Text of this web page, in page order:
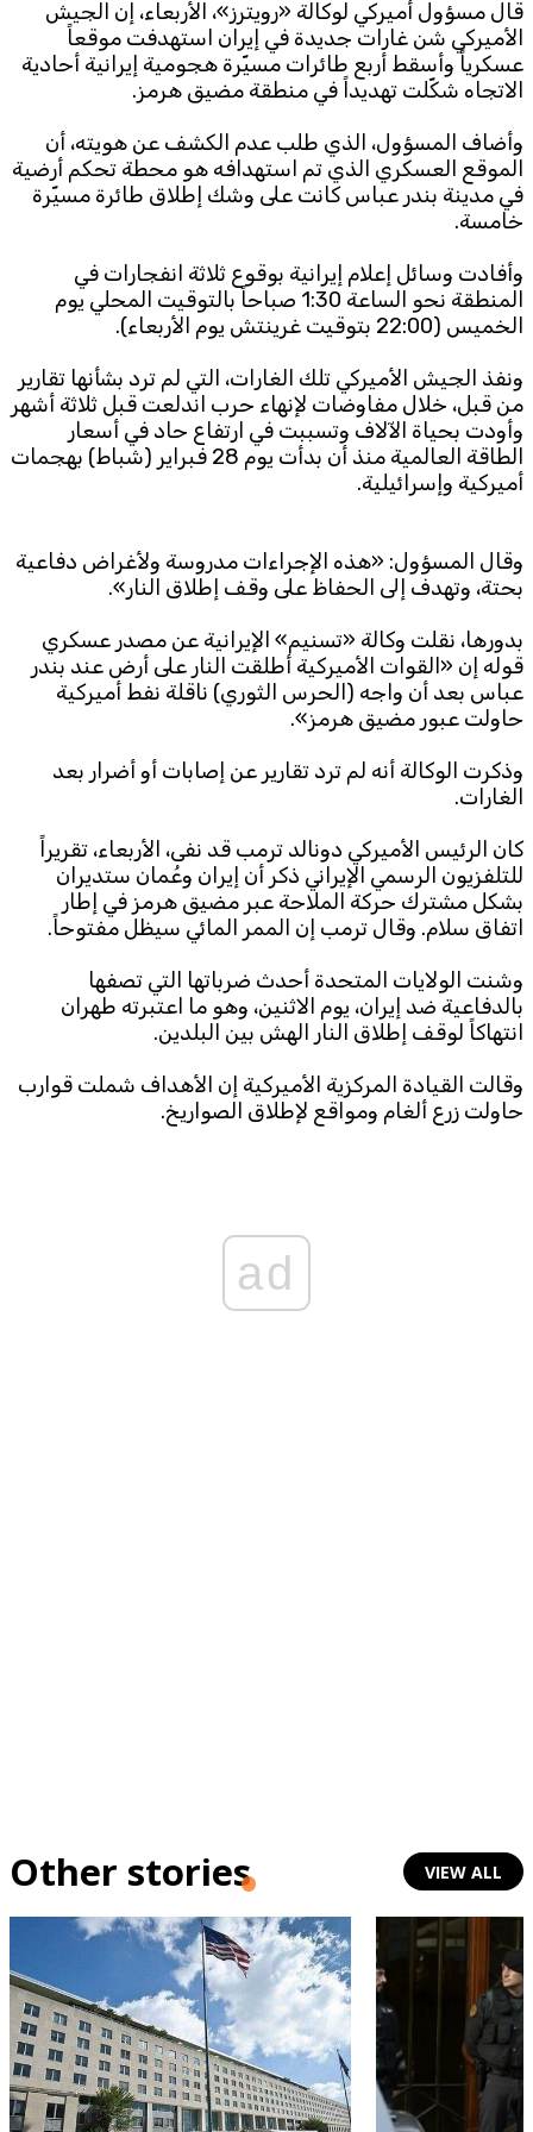
Subscribe to the newsletter
TTV
TTV Plus
Download the app
© 2025. All Rights Reserved. ByKoein
قال مسؤول أميركي لوكالة «رويترز»، الأربعاء، إن الجيش
الأميركي ​شن غارات جديدة في إيران استهدفت موقعاً
عسكرياً وأسقط أربع طائرات مسيّرة هجومية إيرانية أحادية
الاتجاه شكّلت تهديداً في منطقة مضيق هرمز.
وأضاف المسؤول، الذي طلب عدم الكشف عن هويته، أن
الموقع ‌العسكري الذي تم ‌استهدافه هو محطة ​تحكم ‌أرضية
⁠في مدينة ​بندر عباس ⁠كانت على وشك إطلاق طائرة مسيّرة
خامسة.
وأفادت وسائل إعلام إيرانية بوقوع ثلاثة انفجارات في
المنطقة نحو الساعة 1:30 صباحاً بالتوقيت المحلي يوم
الخميس (22:00 بتوقيت غرينتش يوم الأربعاء).
ونفذ الجيش الأميركي تلك الغارات، التي لم ترد بشأنها تقارير
من قبل، خلال مفاوضات لإنهاء حرب اندلعت قبل ثلاثة أشهر
⁠وأودت بحياة الآلاف وتسببت في ارتفاع ‌حاد في ‌أسعار
الطاقة العالمية منذ أن ​بدأت يوم ‌28 فبراير (شباط) بهجمات
أميركية ‌وإسرائيلية.
وقال المسؤول: «هذه الإجراءات مدروسة ولأغراض دفاعية
بحتة، وتهدف إلى الحفاظ على وقف إطلاق النار».
بدورها، نقلت وكالة «تسنيم» الإيرانية عن مصدر عسكري
قوله إن «القوات الأميركية أطلقت النار على أرض عند بندر
عباس بعد أن واجه (الحرس الثوري) ناقلة نفط أميركية
حاولت عبور مضيق هرمز».
وذكرت الوكالة أنه لم ترد تقارير عن إصابات أو أضرار بعد
الغارات.
كان الرئيس الأميركي دونالد ترمب ‌قد نفى، الأربعاء، تقريراً
للتلفزيون الرسمي الإيراني ذكر أن إيران ⁠وعُمان ⁠ستديران
بشكل مشترك حركة الملاحة عبر مضيق هرمز في إطار
اتفاق سلام. وقال ترمب إن الممر المائي سيظل مفتوحاً.
وشنت الولايات المتحدة أحدث ضرباتها التي تصفها
بالدفاعية ضد إيران، يوم الاثنين، وهو ما اعتبرته طهران
انتهاكاً لوقف إطلاق النار الهش بين البلدين.
وقالت القيادة ​المركزية الأميركية ​إن الأهداف شملت قوارب
حاولت زرع ألغام ومواقع لإطلاق الصواريخ.
ad
Other stories VIEW ALL